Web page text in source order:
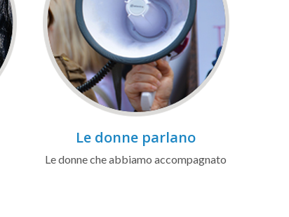
Le donne parlano
Le donne che abbiamo accompagnato